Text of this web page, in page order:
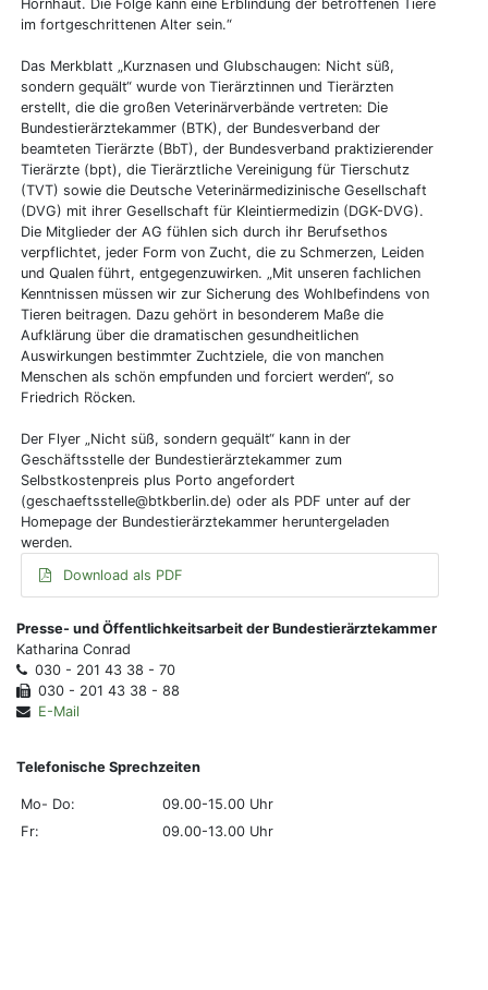
Hornhaut. Die Folge kann eine Erblindung der betroffenen Tiere
im fortgeschrittenen Alter sein.“
Das Merkblatt „Kurznasen und Glubschaugen: Nicht süß,
sondern gequält“ wurde von Tierärztinnen und Tierärzten
erstellt, die die großen Veterinärverbände vertreten: Die
Bundestierärztekammer (BTK), der Bundesverband der
beamteten Tierärzte (BbT), der Bundesverband praktizierender
Tierärzte (bpt), die Tierärztliche Vereinigung für Tierschutz
(TVT) sowie die Deutsche Veterinärmedizinische Gesellschaft
(DVG) mit ihrer Gesellschaft für Kleintiermedizin (DGK-DVG).
Die Mitglieder der AG fühlen sich durch ihr Berufsethos
verpflichtet, jeder Form von Zucht, die zu Schmerzen, Leiden
und Qualen führt, entgegenzuwirken. „Mit unseren fachlichen
Kenntnissen müssen wir zur Sicherung des Wohlbefindens von
Tieren beitragen. Dazu gehört in besonderem Maße die
Aufklärung über die dramatischen gesundheitlichen
Auswirkungen bestimmter Zuchtziele, die von manchen
Menschen als schön empfunden und forciert werden“, so
Friedrich Röcken.
Der Flyer „Nicht süß, sondern gequält“ kann in der
Geschäftsstelle der Bundestierärztekammer zum
Selbstkostenpreis plus Porto angefordert
(geschaeftsstelle@btkberlin.de) oder als PDF unter auf der
Homepage der Bundestierärztekammer heruntergeladen
werden.
Download als PDF
Presse- und Öffentlichkeitsarbeit der Bundestierärztekammer
Katharina Conrad
030 - 201 43 38 - 70
030 - 201 43 38 - 88
E-Mail
Telefonische Sprechzeiten
Mo- Do:
09.00-15.00 Uhr
Fr:
09.00-13.00 Uhr